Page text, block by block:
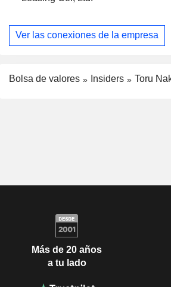
Ver las conexiones de la empresa
Bolsa de valores Insiders Toru
Más de 20 años
a tu lado